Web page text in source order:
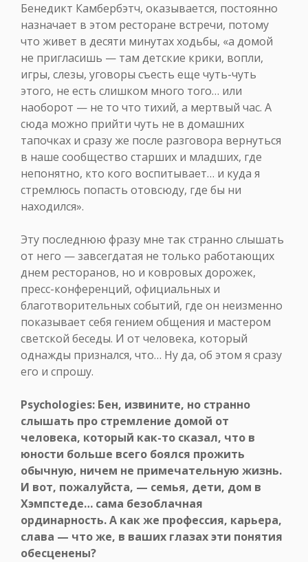
Бенедикт Камбербэтч, оказывается, постоянно
назначает в этом ресторане встречи, потому
что живет в десяти минутах ходьбы, «а домой
не пригласишь — там детские крики, вопли,
игры, слезы, уговоры съесть еще чуть-чуть
этого, не есть слишком много того… или
наоборот — не то что тихий, а мертвый час. А
сюда можно прийти чуть не в домашних
тапочках и сразу же после разговора вернуться
в наше сообщество старших и младших, где
непонятно, кто кого воспитывает… и куда я
стремлюсь попасть отовсюду, где бы ни
находился».
Эту последнюю фразу мне так странно слышать
от него — завсегдатая не только работающих
днем ресторанов, но и ковровых дорожек,
пресс-конференций, официальных и
благотворительных событий, где он неизменно
показывает себя гением общения и мастером
светской беседы. И от человека, который
однажды признался, что… Ну да, об этом я сразу
его и спрошу.
Psychologies: Бен, извините, но странно
слышать про стремление домой от
человека, который как-то сказал, что в
юности больше всего боялся прожить
обычную, ничем не примечательную жизнь.
И вот, пожалуйста, — семья, дети, дом в
Хэмпстеде… сама безоблачная
ординарность. А как же профессия, карьера,
слава — что же, в ваших глазах эти понятия
обесценены?